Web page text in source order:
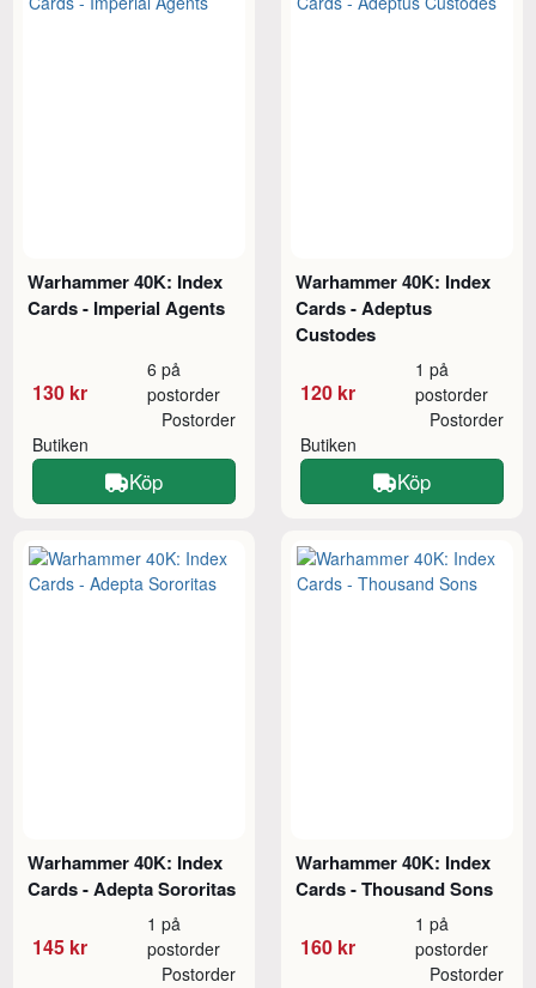
Warhammer 40K: Index
Cards - Imperial Agents
130 kr
6 på
postorder
Butiken
Postorder
Köp
Warhammer 40K: Index
Cards - Adeptus
Custodes
120 kr
1 på
postorder
Butiken
Postorder
Köp
Warhammer 40K: Index
Cards - Adepta Sororitas
145 kr
1 på
postorder
Postorder
Warhammer 40K: Index
Cards - Thousand Sons
160 kr
1 på
postorder
Postorder